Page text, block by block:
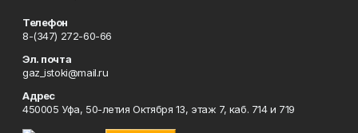
Телефон
8-(347) 272-60-66
Эл. почта
gaz_istoki@mail.ru
Адрес
450005 Уфа, 50-летия Октября 13, этаж 7, каб. 714 и 719